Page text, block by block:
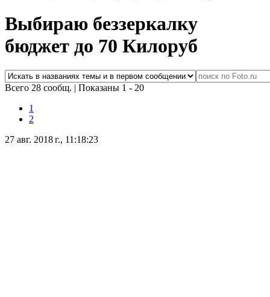
Выбираю беззеркалку
бюджет до 70 Килоруб
Всего 28 сообщ. | Показаны 1 - 20
1
2
27 авг. 2018 г., 11:18:23